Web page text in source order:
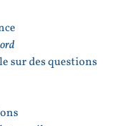
sur des questions